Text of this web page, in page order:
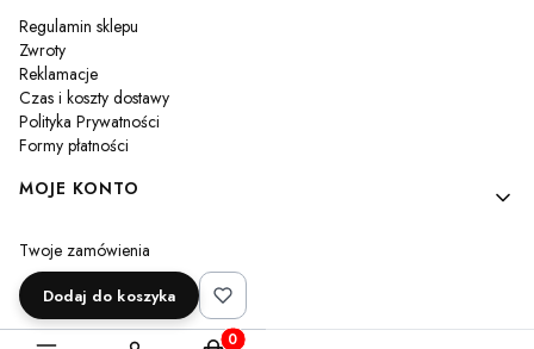
Regulamin sklepu
Zwroty
Reklamacje
Czas i koszty dostawy
Polityka Prywatności
Formy płatności
MOJE KONTO
Twoje zamówienia
Ustawienia konta
Przechowalnia
Dodaj do koszyka